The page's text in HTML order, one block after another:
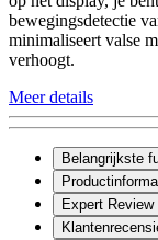
bewegingsdetectie
minimaliseert valse
verhoogt.
Meer details
Belangrijkste
Expert Review